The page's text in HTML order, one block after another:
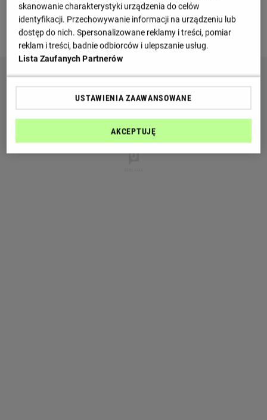
Niedziela 03.05.2026, godzina 19:00
de Gran Canaria
skanowanie charakterystyki urządzenia do celów
identyfikacji. Przechowywanie informacji na urządzeniu lub
dostęp do nich. Spersonalizowane reklamy i treści, pomiar
reklam i treści, badnie odbiorców i ulepszanie usług.
Lista Zaufanych Partnerów
USTAWIENIA ZAAWANSOWANE
AKCEPTUJĘ